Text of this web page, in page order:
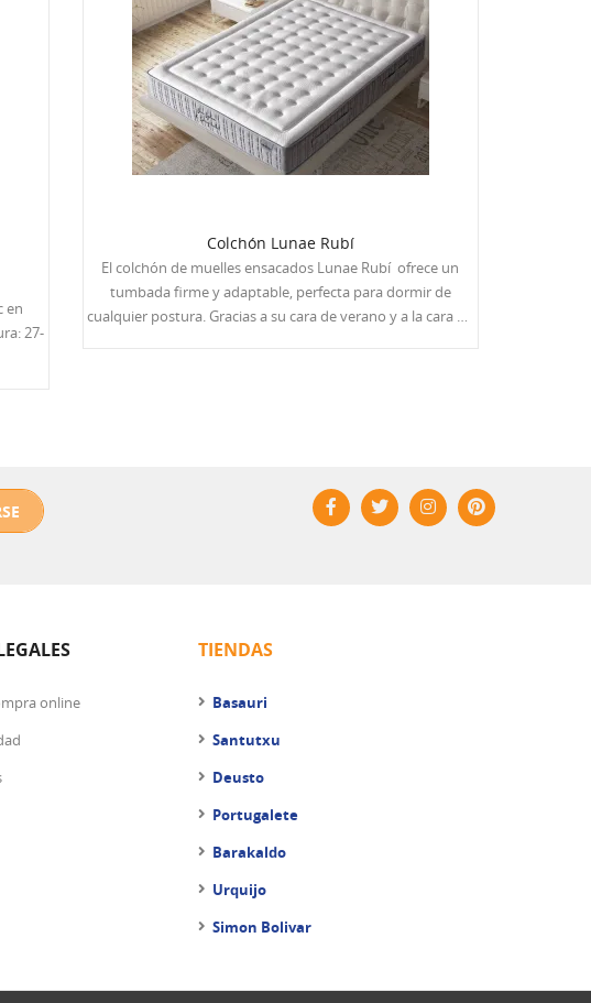
Colchón Lunae Rubí
El colchón de muelles ensacados Lunae Rubí ofrece un
tumbada firme y adaptable, perfecta para dormir de
cualquier postura. Gracias a su cara de verano y a la cara de
online
TIENDAS
Basauri
Santutxu
Deusto
Portugalete
Barakaldo
Urquijo
Simon Bolivar